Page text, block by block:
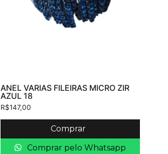
ANEL VARIAS FILEIRAS MICRO ZIR
AZUL 18
R$147,00
Comprar
Comprar pelo Whatsapp